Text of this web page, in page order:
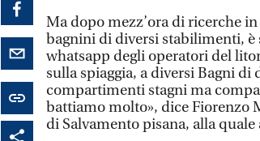
Ma dopo mezz’ora di ricerche
bagnini di diversi stabilimenti, è
whatsapp degli operatori del
sulla spiaggia, a diversi Bagni di
compartimenti stagni ma
battiamo molto», dice Fiorenzo
di Salvamento pisana, alla